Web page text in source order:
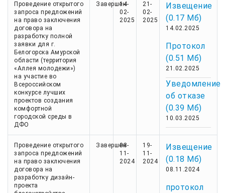
Проведение открытого
запроса предложений
на право заключения
договора на
разработку полной
заявки для г.
Белогорска Амурской
области (территория
«Аллея молодежи»)
на участие во
Всероссийском
конкурсе лучших
проектов создания
комфортной
городской среды в
ДФО
Завершен
14-
02-
2025
21-
02-
2025
Извещение
(0.17 Мб)
14.02.2025
Протокол
(0.51 Мб)
21.02.2025
Уведомление
об отказе
(0.39 Мб)
10.03.2025
Проведение открытого
запроса предложений
на право заключения
договора на
разработку дизайн-
проекта
Завершен
08-
11-
2024
19-
11-
2024
Извещение
(0.18 Мб)
08.11.2024
протокол